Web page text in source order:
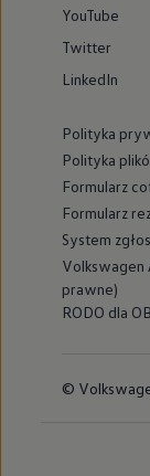
YouTube
Twitter
LinkedIn
Polityka
Polityka
Formularz
Formularz
System
Volkswagen
prawne)
RODO dla
©